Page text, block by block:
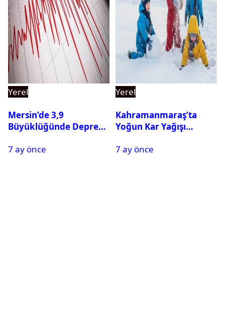
Yerel
Mersin’de 3,9
Büyüklüğünde Deprem
7 ay önce
Yerel
Kahramanmaraş’ta
Yoğun Kar Yağışı
Tatil
7 ay önce